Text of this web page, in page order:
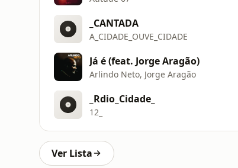
_CANTADA
A_CIDADE_OUVE_CIDADE
Já é (feat. Jorge Aragão)
Arlindo Neto, Jorge Aragão
_Rdio_Cidade_
12_
Ver Lista